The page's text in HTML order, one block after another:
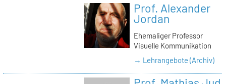
Prof. Alexander
Jordan
Ehemaliger Professor
Visuelle Kommunikation
→ Lehrangebote (Archiv)